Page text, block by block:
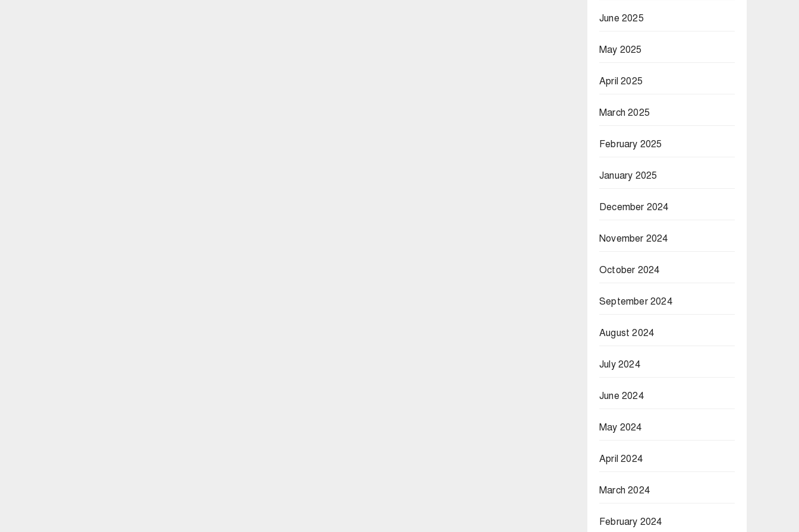
June 2025
May 2025
April 2025
March 2025
February 2025
January 2025
December 2024
November 2024
October 2024
September 2024
August 2024
July 2024
June 2024
May 2024
April 2024
March 2024
February 2024